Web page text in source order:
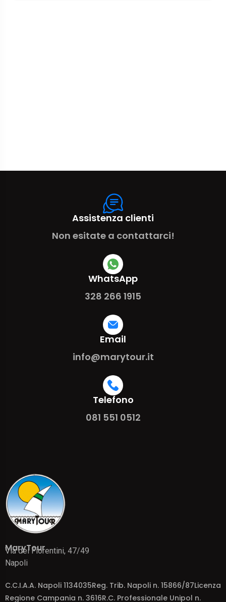
Assistenza clienti
Non esitate a contattarci!
WhatsApp
328 266 1915
Email
info@marytour.it
Telefono
081 551 0512
MaryTour
Via dei Fiorentini, 47/49
Napoli
C.C.I.A.A. Napoli 1134035Reg. Trib. Napoli n. 15866/87Licenza
Regione Campania n. 3616R.C. Professionale Unipol n.